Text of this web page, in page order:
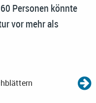
Personen könnte
vor mehr als